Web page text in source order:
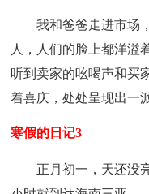
我和爸爸走进市场
人，人们的脸上都洋溢
听到卖家的吆喝声和买
着喜庆，处处呈现出一
寒假的日记3
正月初一，天还没